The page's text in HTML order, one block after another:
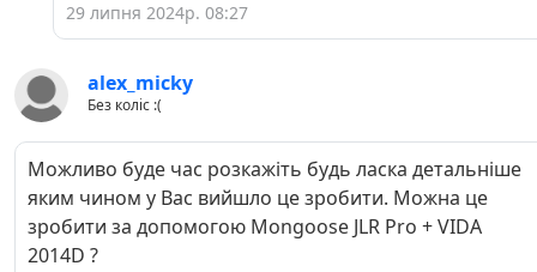
29 липня 2024р. 08:27
alex_micky
Без коліс :(
Можливо буде час розкажіть будь ласка детальніше
яким чином у Вас вийшло це зробити. Можна це
зробити за допомогою Mongoose JLR Pro + VIDA
2014D ?